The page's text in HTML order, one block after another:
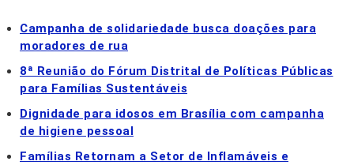
Campanha de solidariedade busca doações para
moradores de rua
8ª Reunião do Fórum Distrital de Políticas Públicas
para Famílias Sustentáveis
Dignidade para idosos em Brasília com campanha
de higiene pessoal
Famílias Retornam a Setor de Inflamáveis e